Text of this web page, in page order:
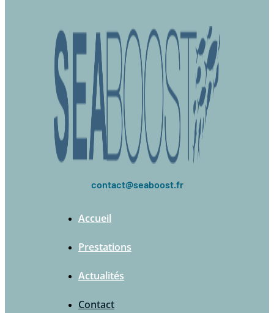
contact@seaboost.fr
Accueil
Prestations
Actualités
Contact